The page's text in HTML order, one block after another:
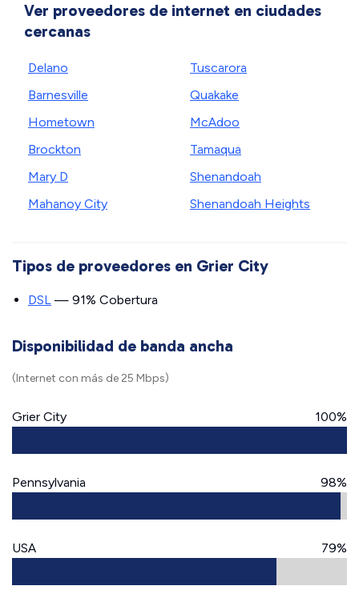
Ver proveedores de internet en ciudades
cercanas
Delano
Barnesville
Hometown
Brockton
Mary D
Mahanoy City
Tuscarora
Quakake
McAdoo
Tamaqua
Shenandoah
Shenandoah Heights
Tipos de proveedores en Grier City
DSL — 91% Cobertura
Disponibilidad de banda ancha
(Internet con más de 25 Mbps)
Grier City 100%
Pennsylvania 98%
USA 79%